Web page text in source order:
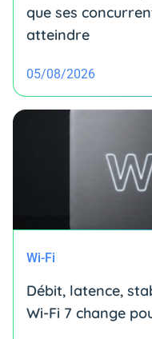
que ses
atteindre
05/08/2026
Wi-Fi
Débit, latence,
Wi-Fi 7 change